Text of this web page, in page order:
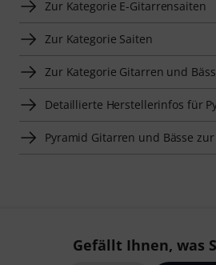
Zur Kategorie E-Gitarrensaiten
Zur Kategorie Saiten
Zur Kategorie Gitarren und
Detaillierte Herstellerinfos für
Pyramid Gitarren und Bässe
Gefällt Ihnen, was